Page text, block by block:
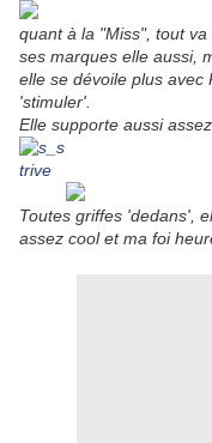
quant à la "Miss", tout
ses marques elle aussi,
elle se dévoile plus avec
'stimuler'.
Elle supporte aussi
Toutes griffes 'dedans',
assez cool et ma foi